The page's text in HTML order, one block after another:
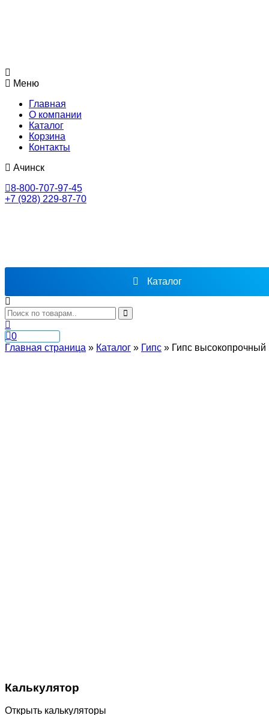
Меню
Главная
О компании
Каталог
Корзина
Контакты
Ачинск
8-800-707-97-45
+7 (928) 229-87-70
Каталог
0
Главная страница » Каталог » Гипс » Гипс высокопрочный
Калькулятор
Открыть калькуляторы